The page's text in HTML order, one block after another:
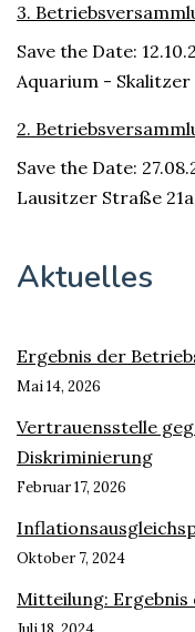
3.
Save the Date:
Aquarium - Skalitzer
2.
Save the Date:
Lausitzer Straße
Aktuelles
Ergebnis der
Mai 14, 2026
Vertrauensstelle
Diskriminierung
Februar 17, 2026
Oktober 7, 2024
Mitteilung: Ergebnis